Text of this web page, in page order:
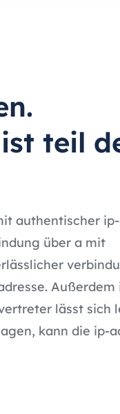
teil
authentischer
über a mit
Außerdem
lässt sich
kann die ip-